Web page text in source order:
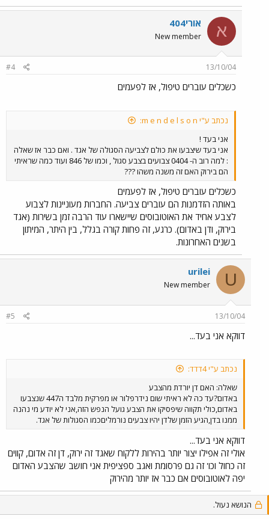
א אורי404
New member
13/10/04
#4
כשכלים עוברים טיפול, אז לפעמים
נכתב ע"י m e n d e l s o n:
אני בעד !
אני בעד שיצבעו את כולם לצביעה הסגולה של אגד . ואם כבר אז שאלה
: למה רוב ה- 0404 צבועים בצבע סגול , וכמו של 846 ועוד כמה שראיתי
הם בירוק האם זה משנה משהו ???
כשכלים עוברים טיפול, אז לפעמים
באותה הזדמנות הם עוברים צביעה. החברות מעוניינות לצבוע
לצבע אחיד את האוטובוסים שיישארו עוד הרבה זמן בשירות (אגד
בירוק, ודן באדום). כרגע, זה פחות קורה בגלל, בין היתר, המיתון
בשנים האחרונות.
U
urilei
New member
13/10/04
#5
דווקא אני בעד...
נכתב ע"י 4דדד:
שאלה: האם דן יורדת מהצבע
באדום?עד כה לא ראיתי שום נידרפלור או מפרקית מלבד ה447 שנצבעו
באדום,כולי תקווה שיפסיקו את הצבע גועל הנפש הזה,אני לא יודע מי נהנה
ממנו בדן,הגיע הזמן שלדן יהיו צבעים נורמליםכמו הסגולות של אגד.
דווקא אני בעד...
אולי זה אפילו יצור יותר בהירות ללקוח שאגד זה ירוק, דן זה אדום, קווים
זה כחול וכו' זה גם פרסומת ואגב ספציפית אני חושב שהצבע האדום
יפה לאוטובוסים אם כבר אז יותר מהירוק
הנושא נעול.